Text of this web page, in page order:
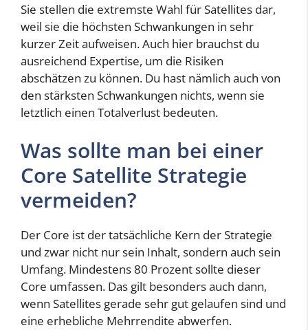
Sie stellen die extremste Wahl für Satellites dar,
weil sie die höchsten Schwankungen in sehr
kurzer Zeit aufweisen. Auch hier brauchst du
ausreichend Expertise, um die Risiken
abschätzen zu können. Du hast nämlich auch von
den stärksten Schwankungen nichts, wenn sie
letztlich einen Totalverlust bedeuten.
Was sollte man bei einer
Core Satellite Strategie
vermeiden?
Der Core ist der tatsächliche Kern der Strategie
und zwar nicht nur sein Inhalt, sondern auch sein
Umfang. Mindestens 80 Prozent sollte dieser
Core umfassen. Das gilt besonders auch dann,
wenn Satellites gerade sehr gut gelaufen sind und
eine erhebliche Mehrrendite abwerfen.